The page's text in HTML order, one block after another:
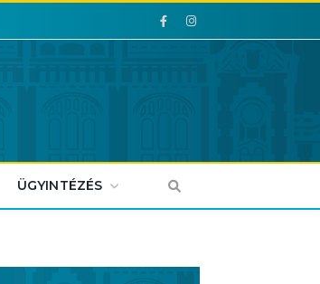
Facebook
Facebook
ÜGYINTÉZÉS